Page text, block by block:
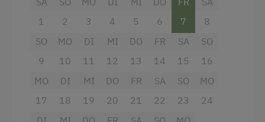
Skilehrer
Skilift
Squashhalle
Balkon/Terrasse
Dusche
Fernseher
Haarföhn
1
2
3
4
5
6
7
8
SO
9
MO
10
DI
11
MI
12
DO
13
FR
14
SA
15
SO
16
MO
17
DI
18
MI
19
DO
20
FR
21
SA
22
SO
23
MO
24